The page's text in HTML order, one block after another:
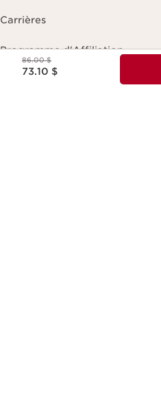
86.00 $
Nouveau prix 73.10 $
73.10 $
Carrières
Programme d'Affiliation
Offre Unidays